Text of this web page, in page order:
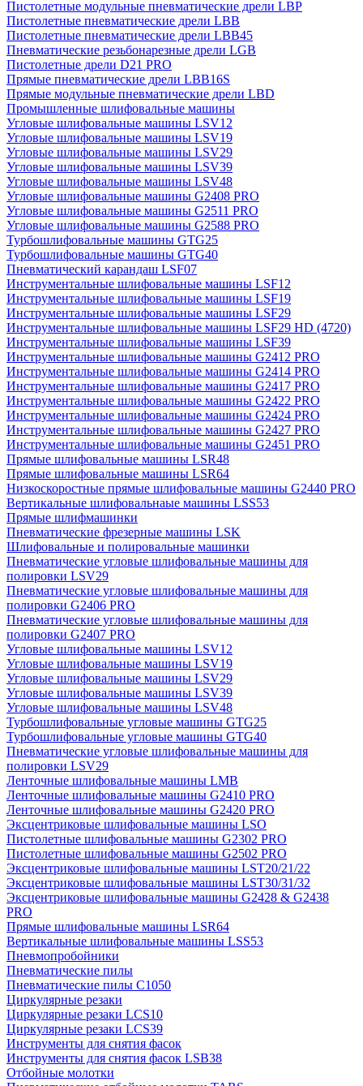
Пистолетные модульные пневматические дрели LBP
Пистолетные пневматические дрели LBB
Пистолетные пневматические дрели LBB45
Пневматические резьбонарезные дрели LGB
Пистолетные дрели D21 PRO
Прямые пневматические дрели LBB16S
Прямые модульные пневматические дрели LBD
Промышленные шлифовальные машины
Угловые шлифовальные машины LSV12
Угловые шлифовальные машины LSV19
Угловые шлифовальные машины LSV29
Угловые шлифовальные машины LSV39
Угловые шлифовальные машины LSV48
Угловые шлифовальные машины G2408 PRO
Угловые шлифовальные машины G2511 PRO
Угловые шлифовальные машины G2588 PRO
Турбошлифовальные машины GTG25
Турбошлифовальные машины GTG40
Пневматический карандаш LSF07
Инструментальные шлифовальные машины LSF12
Инструментальные шлифовальные машины LSF19
Инструментальные шлифовальные машины LSF29
Инструментальные шлифовальные машины LSF29 HD (4720)
Инструментальные шлифовальные машины LSF39
Инструментальные шлифовальные машины G2412 PRO
Инструментальные шлифовальные машины G2414 PRO
Инструментальные шлифовальные машины G2417 PRO
Инструментальные шлифовальные машины G2422 PRO
Инструментальные шлифовальные машины G2424 PRO
Инструментальные шлифовальные машины G2427 PRO
Инструментальные шлифовальные машины G2451 PRO
Прямые шлифовальные машины LSR48
Прямые шлифовальные машины LSR64
Низкоскоростные прямые шлифовальные машины G2440 PRO
Вертикальные шлифовальнаые машины LSS53
Прямые шлифмашинки
Пневматические фрезерные машины LSK
Шлифовальные и полировальные машинки
Пневматические угловые шлифовальные машины для
полировки LSV29
Пневматические угловые шлифовальные машины для
полировки G2406 PRO
Пневматические угловые шлифовальные машины для
полировки G2407 PRO
Угловые шлифовальные машины LSV12
Угловые шлифовальные машины LSV19
Угловые шлифовальные машины LSV29
Угловые шлифовальные машины LSV39
Угловые шлифовальные машины LSV48
Турбошлифовальные угловые машины GTG25
Турбошлифовальные угловые машины GTG40
Пневматические угловые шлифовальные машины для
полировки LSV29
Ленточные шлифовальные машины LMB
Ленточные шлифовальные машины G2410 PRO
Ленточные шлифовальные машины G2420 PRO
Эксцентриковые шлифовальные машины LSO
Пистолетные шлифовальные машины G2302 PRO
Пистолетные шлифовальные машины G2502 PRO
Эксцентриковые шлифовальные машины LST20/21/22
Эксцентриковые шлифовальные машины LST30/31/32
Эксцентриковые шлифовальные машины G2428 & G2438
PRO
Прямые шлифовальные машины LSR64
Вертикальные шлифовальные машины LSS53
Пневмопробойники
Пневматические пилы
Пневматические пилы C1050
Циркулярные резаки
Циркулярные резаки LCS10
Циркулярные резаки LCS39
Инструменты для снятия фасок
Инструменты для снятия фасок LSB38
Отбойные молотки